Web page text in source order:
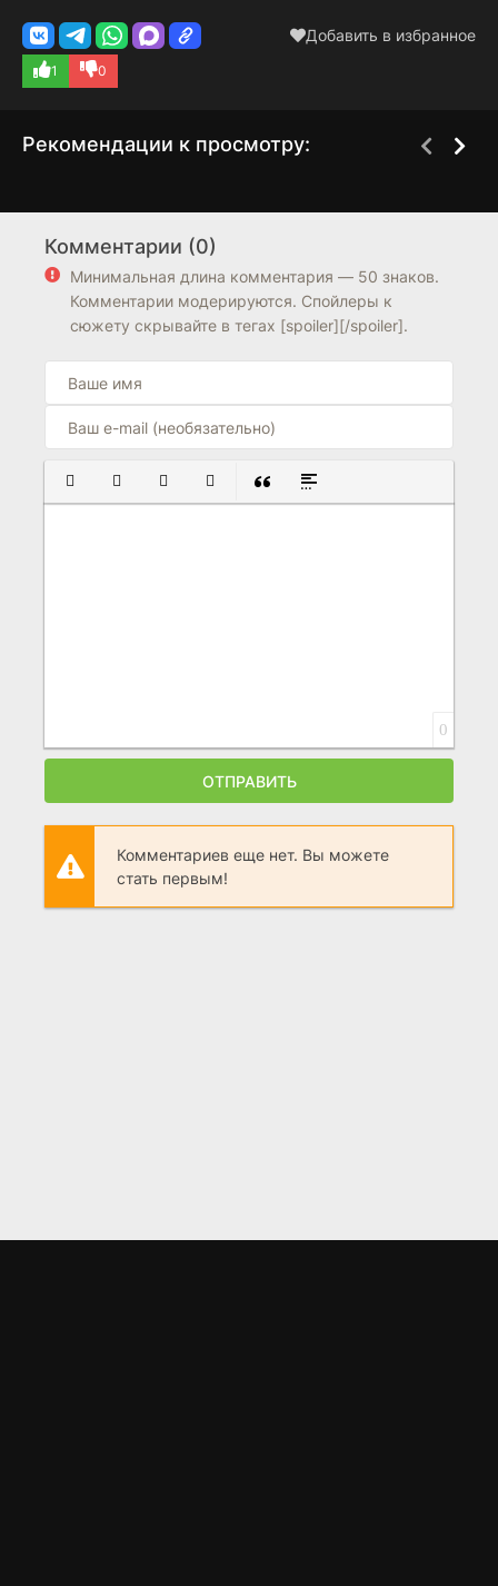
Добавить в избранное
1 0
Рекомендации к просмотру:
7.2 6.9
Комментарии (0)
Минимальная длина комментария — 50 знаков.
Комментарии модерируются. Спойлеры к
сюжету скрывайте в тегах [spoiler][/spoiler].
ПОЛУЖИРНЫЙ
КУРСИВПОДЧЕРКНУТЫЙ
ЗАЧЕРКНУТЫЙ
ВСТАВКА ЦИТАТЫ
ВСТАВКА СПОЙЛЕРА
0
ОТПРАВИТЬ
Комментариев еще нет. Вы можете
стать первым!